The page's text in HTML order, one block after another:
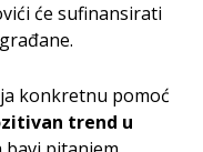
će sufinansirati
konkretnu pomoć
trend u